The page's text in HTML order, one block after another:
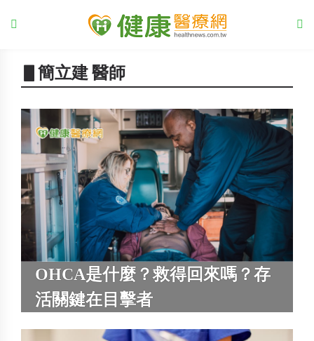
▋簡立建 醫師
OHCA是什麼？救得回來嗎？存
活關鍵在目擊者